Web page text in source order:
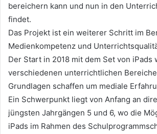
bereichern kann und nun in den
findet.
Das Projekt ist ein weiterer Schritt im
Medienkompetenz und
Der Start in 2018 mit dem Set von iPads
verschiedenen unterrichtlichen
Grundlagen schaffen um mediale
Ein Schwerpunkt liegt von Anfang an
jüngsten Jahrgängen 5 und 6, wo die
iPads im Rahmen des